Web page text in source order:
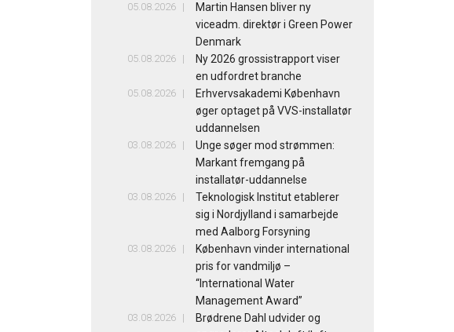
05.08.2026
Martin Hansen bliver ny
viceadm. direktør i Green Power
Denmark
05.08.2026
Ny 2026 grossistrapport viser
en udfordret branche
05.08.2026
Erhvervsakademi København
øger optaget på VVS-installatør
uddannelsen
03.08.2026
Unge søger mod strømmen:
Markant fremgang på
installatør-uddannelse
03.08.2026
Teknologisk Institut etablerer
sig i Nordjylland i samarbejde
med Aalborg Forsyning
03.08.2026
København vinder international
pris for vandmiljø –
“International Water
Management Award”
03.08.2026
Brødrene Dahl udvider og